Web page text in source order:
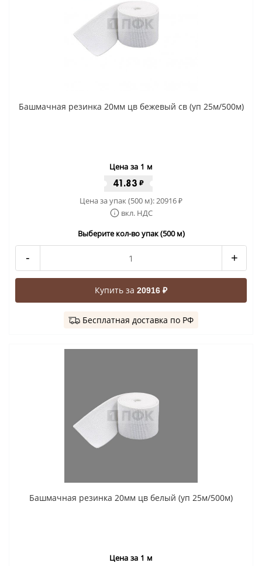
Башмачная резинка 20мм цв бежевый св (уп 25м/500м)
Цена за 1 м
41.83 ₽
Цена за упак (500 м):20916₽
вкл. НДС
Выберите кол-во упак (500 м)
- +
Купить за 20916 ₽
Бесплатная доставка по РФ
Башмачная резинка 20мм цв белый (уп 25м/500м)
Цена за 1 м